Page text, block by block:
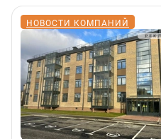
НОВОСТИ КОМПАНИЙ